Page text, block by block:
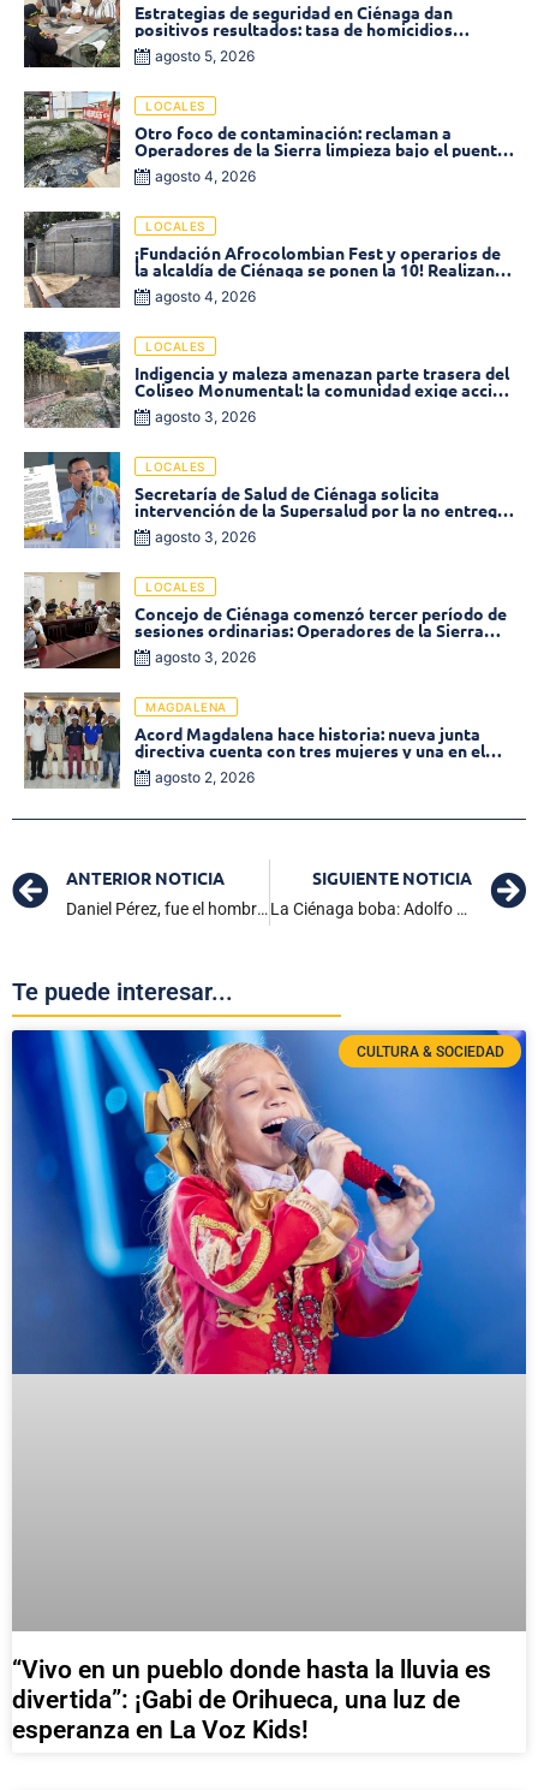
Estrategias de seguridad en Ciénaga dan
positivos resultados: tasa de homicidios
disminuyó un 58% en 2026
agosto 5, 2026
LOCALES
Otro foco de contaminación: reclaman a
Operadores de la Sierra limpieza bajo el puente
de la calle 19 con carrera 11
agosto 4, 2026
LOCALES
¡Fundación Afrocolombian Fest y operarios de
la alcaldía de Ciénaga se ponen la 10! Realizan
limpieza de la parte posterior del Coliseo
Monumental
agosto 4, 2026
LOCALES
Indigencia y maleza amenazan parte trasera del
Coliseo Monumental: la comunidad exige acción
inmediata!
agosto 3, 2026
LOCALES
Secretaría de Salud de Ciénaga solicita
intervención de la Supersalud por la no entrega
de medicamentos en las EPS
agosto 3, 2026
LOCALES
Concejo de Ciénaga comenzó tercer período de
sesiones ordinarias: Operadores de la Sierra
tema central de la plenaria
agosto 3, 2026
MAGDALENA
Acord Magdalena hace historia: nueva junta
directiva cuenta con tres mujeres y una en el
Órgano de Control
agosto 2, 2026
ANTERIOR NOTICIA
Daniel Pérez, fue el hombre asesinado a bala en Villa Venezuela en Ciénaga
SIGUIENTE NOTICIA
La Ciénaga boba: Adolfo Larios Noriega
Te puede interesar...
CULTURA & SOCIEDAD
“Vivo en un pueblo donde hasta la lluvia es
divertida”: ¡Gabi de Orihueca, una luz de
esperanza en La Voz Kids!